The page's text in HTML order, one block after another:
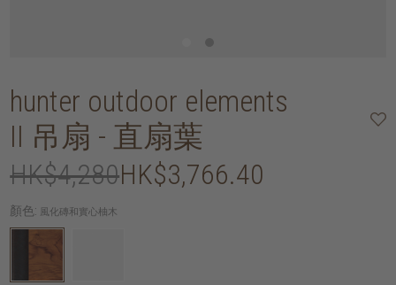
hunter outdoor elements
II 吊扇 - 直扇葉
HK$4,280HK$3,766.40
顏色: 風化磚和實心柚木